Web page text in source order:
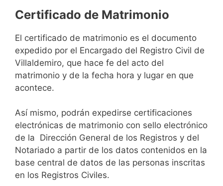
Certificado de Matrimonio
El certificado de matrimonio es el documento
expedido por el Encargado del Registro Civil de
Villaldemiro, que hace fe del acto del
matrimonio y de la fecha hora y lugar en que
acontece.
Así mismo, podrán expedirse certificaciones
electrónicas de matrimonio con sello electrónico
de la Dirección General de los Registros y del
Notariado a partir de los datos contenidos en la
base central de datos de las personas inscritas
en los Registros Civiles.